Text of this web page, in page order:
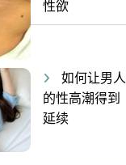
性欲
如何让男人
的性高潮得到
延续